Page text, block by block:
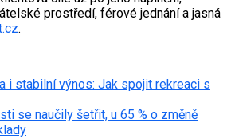
prostředí, férové jednání a jasná
.
i stabilní výnos: Jak spojit rekreaci s
se naučily šetřit, u 65 % o změně